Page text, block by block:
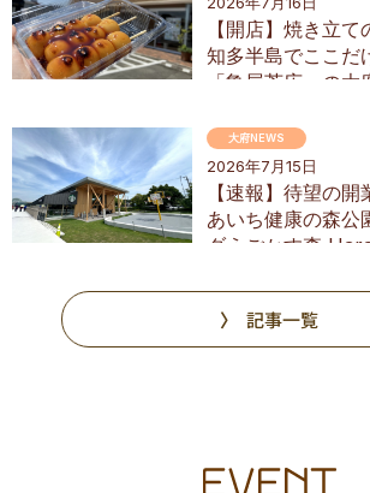
【開店】焼き立
知多半島でここだ
「亀屋芳広」の
2026年7月15日
【速報】待望の
あいち健康の森公
ダうごかす森
大府NEWS
記事一覧